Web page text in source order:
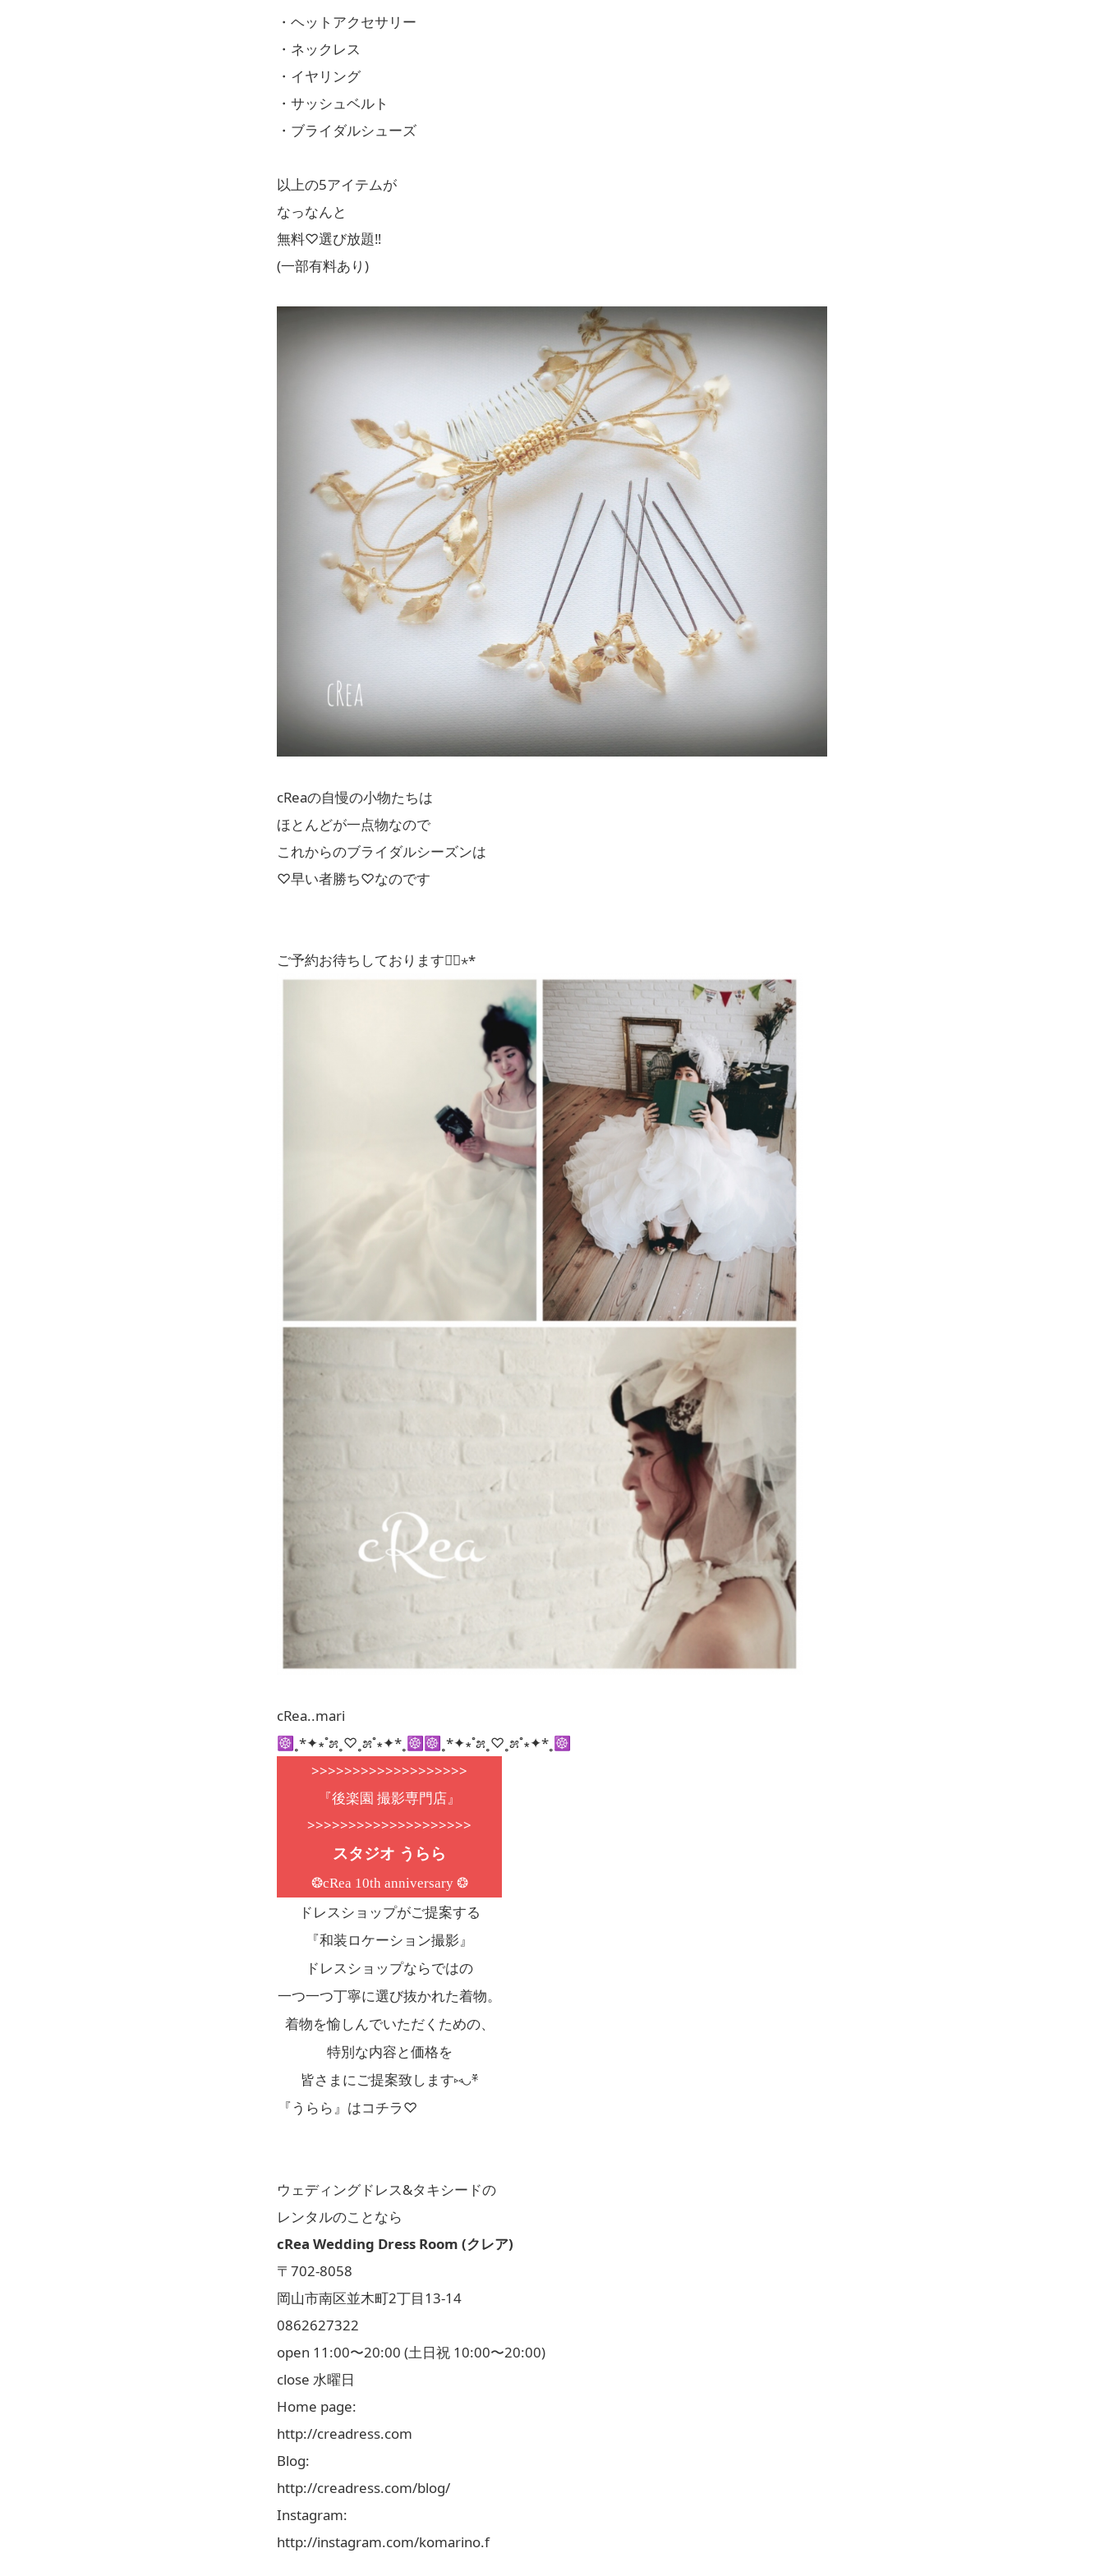
・ヘットアクセサリー
・ネックレス
・イヤリング
・サッシュベルト
・ブライダルシューズ
以上の5アイテムが
なっなんと
無料♡選び放題‼︎
(一部有料あり)
cReaの自慢の小物たちは
ほとんどが一点物なので
これからのブライダルシーズンは
♡早い者勝ち♡なのです
ご予約お待ちしております◡̈⃝︎⋆︎*
cRea..mari
☸︎˳*✦︎∗︎˚೫˳♡︎˳೫˚∗︎✦︎*˳☸︎☸︎˳*✦︎∗︎˚೫˳♡︎˳೫˚∗︎✦︎*˳☸︎
>>>>>>>>>>>>>>>>>>>
『後楽園 撮影専門店』
>>>>>>>>>>>>>>>>>>>>
スタジオ うらら
❂cRea 10th anniversary ❂
ドレスショップがご提案する
『和装ロケーション撮影』
ドレスショップならではの
一つ一つ丁寧に選び抜かれた着物。
着物を愉しんでいただくための、
特別な内容と価格を
皆さまにご提案致します⑅◡̈*
『うらら』はコチラ♡
ウェディングドレス&タキシードの
レンタルのことなら
cRea Wedding Dress Room (クレア)
〒702-8058
岡山市南区並木町2丁目13-14
0862627322
open 11:00〜20:00 (土日祝 10:00〜20:00)
close 水曜日
Home page:
http://creadress.com
Blog:
http://creadress.com/blog/
Instagram:
http://instagram.com/komarino.f